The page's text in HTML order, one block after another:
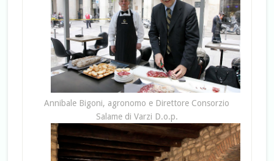
Annibale Bigoni, agronomo e Direttore Consorzio
Salame di Varzi D.o.p.